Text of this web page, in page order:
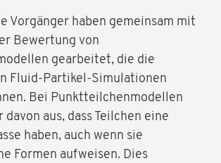
Vorgänger haben gemeinsam mit
Bewertung von
gearbeitet, die die
Fluid-Partikel-Simulationen
Bei Punktteilchenmodellen
davon aus, dass Teilchen eine
haben, auch wenn sie
Formen aufweisen. Dies